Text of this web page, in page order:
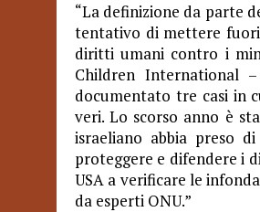
“La definizione da parte
tentativo di mettere
diritti umani contro i
Children International
documentato tre casi in
veri. Lo scorso anno è
israeliano abbia preso
proteggere e difendere i
USA a verificare le
da esperti ONU.”